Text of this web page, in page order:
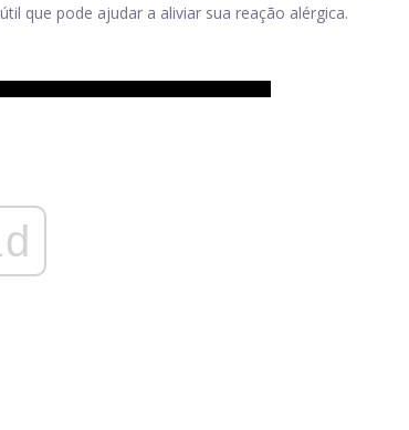
que pode ajudar a aliviar sua reação alérgica.